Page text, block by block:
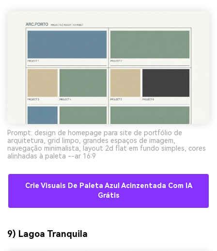
Prompt: design de homepage para site de portfólio de
arquitetura, grid limpo, grandes espaços de imagem,
navegação minimalista, layout 2d flat em fundo simples, cores
alinhadas à paleta --ar 16:9
Crie Visuais De Paleta Azul Acinzentada Com IA
Grátis
9) Lagoa Tranquila